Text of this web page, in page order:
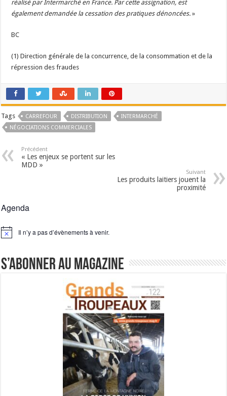
réalisé par Intermarché en France. Par cette assignation, est
également demandée la cessation des pratiques dénoncées. »
BC
(1) Direction générale de la concurrence, de la consommation et de la
répression des fraudes
Tags CARREFOUR DISTRIBUTION
INTERMARCHÉ
NÉGOCIATIONS COMMERCIALES
Précédent
« Les enjeux se portent sur les
MDD »
Suivant
Les produits laitiers jouent la
proximité
Agenda
Notice Il n’y a pas d’évènements à venir.
S’abonner au magazine